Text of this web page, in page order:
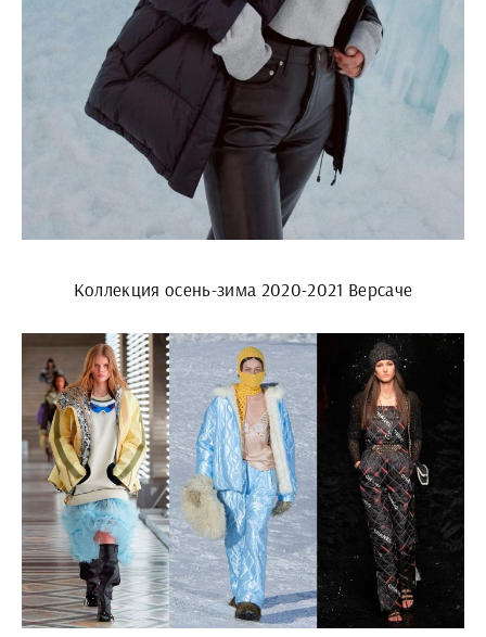
Коллекция осень-зима 2020-2021 Версаче